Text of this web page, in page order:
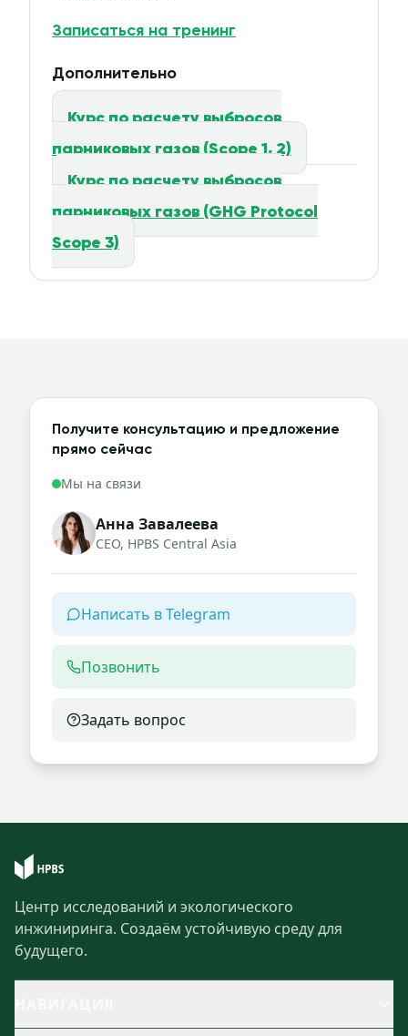
Записаться на тренинг
Дополнительно
Курс по расчету выбросов
парниковых газов (Scope 1, 2)
Курс по расчету выбросов
парниковых газов (GHG Protocol
Scope 3)
Получите консультацию и предложение
прямо сейчас
Мы на связи
Анна Завалеева
CEO, HPBS Central Asia
Написать в Telegram
Позвонить
Задать вопрос
Центр исследований и экологического
инжиниринга. Создаём устойчивую среду для
будущего.